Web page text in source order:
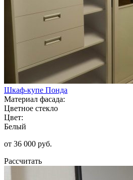
Шкаф-купе Понда
Материал фасада:
Цветное стекло
Цвет:
Белый
от 36 000 руб.
Рассчитать